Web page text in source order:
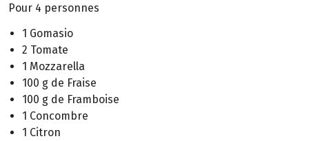
Pour 4 personnes
1 Gomasio
2 Tomate
1 Mozzarella
100 g de Fraise
100 g de Framboise
1 Concombre
1 Citron